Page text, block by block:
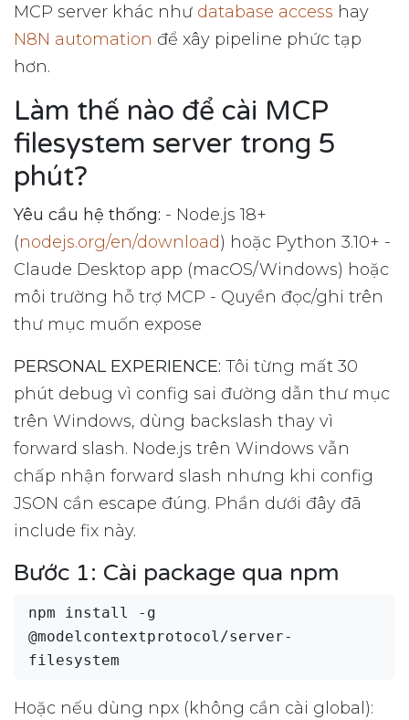
MCP server khác như database access hay
N8N automation để xây pipeline phức tạp
hơn.
Làm thế nào để cài MCP
filesystem server trong 5
phút?
Yêu cầu hệ thống: - Node.js 18+
(nodejs.org/en/download) hoặc Python 3.10+ -
Claude Desktop app (macOS/Windows) hoặc
môi trường hỗ trợ MCP - Quyền đọc/ghi trên
thư mục muốn expose
PERSONAL EXPERIENCE: Tôi từng mất 30
phút debug vì config sai đường dẫn thư mục
trên Windows, dùng backslash thay vì
forward slash. Node.js trên Windows vẫn
chấp nhận forward slash nhưng khi config
JSON cần escape đúng. Phần dưới đây đã
include fix này.
Bước 1: Cài package qua npm
npm install -g
@modelcontextprotocol/server-
Hoặc nếu dùng npx (không cần cài global):